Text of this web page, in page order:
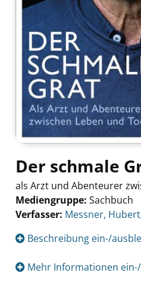
Der schmale
als Arzt und Abenteurer
Mediengruppe: Sachbuch
Verfasser: Suche nach
Messner, Hubert
Beschreibung ein-/
Mehr Informationen